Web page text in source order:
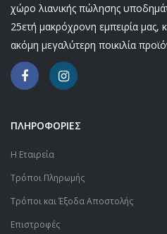
χώρο λιανικής πώλησης
25ετή μακρόχρονη εμπειρία
ακόμη μεγαλύτερη ποικιλία
ΠΛΗΡΟΦΟΡΙΕΣ
Η Εταιρεία
Τρόποι Πληρωμής
Τρόποι και Έξοδα Αποστολής
Επιστροφές